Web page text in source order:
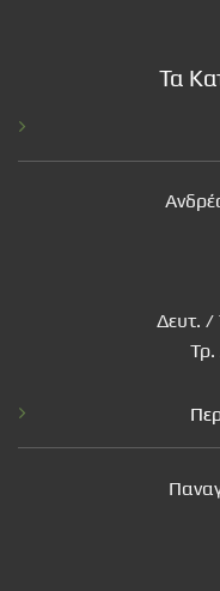
Τα
Δευτ. /